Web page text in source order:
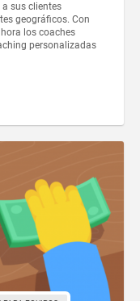
sus clientes
geográficos. Con
los coaches
personalizadas